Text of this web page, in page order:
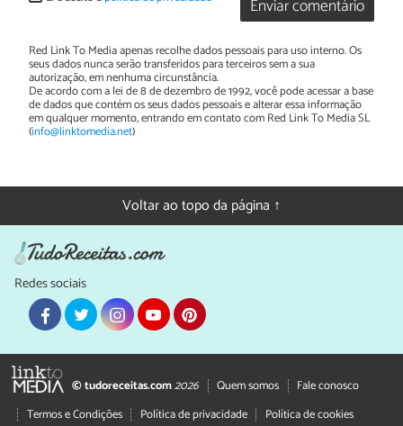
Enviar comentário
Red Link To Media apenas recolhe dados pessoais para uso interno. Os
seus dados nunca serão transferidos para terceiros sem a sua
autorização, em nenhuma circunstância.
De acordo com a lei de 8 de dezembro de 1992, você pode acessar a base
de dados que contém os seus dados pessoais e alterar essa informação
em qualquer momento, entrando em contato com Red Link To Media SL
(info@linktomedia.net)
Voltar ao topo da página ↑
Redes sociais
© tudoreceitas.com2026 Quem somos
Fale conosco
Termos e Condições
Política de privacidade Política de cookies